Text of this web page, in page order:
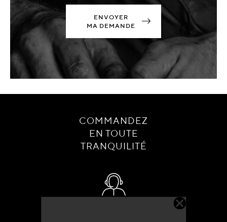
ENVOYER
MA DEMANDE
COMMANDEZ
EN TOUTE
TRANQUILITÉ